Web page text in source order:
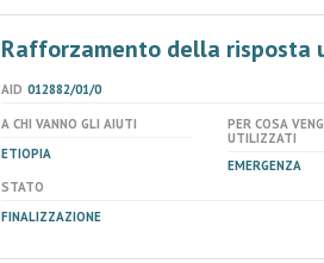
Rafforzamento della risposta
AID 012882/01/0
A CHI VANNO GLI AIUTI
ETIOPIA
PER COSA
UTILIZZATI
EMERGENZA
STATO
FINALIZZAZIONE